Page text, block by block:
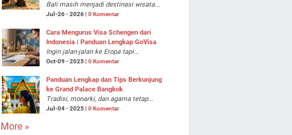
Bali masih menjadi destinasi wisata...
Jul-26 - 2026 | 0 Komentar
Cara Mengurus Visa Schengen dari
Indonesia | Panduan Lengkap GoVisa
Ingin jalan-jalan ke Eropa tapi...
Oct-09 - 2025 | 0 Komentar
Panduan Lengkap dan Tips Berkunjung
ke Grand Palace Bangkok
Tradisi, monarki, dan agama tetap...
Jul-04 - 2025 | 0 Komentar
More »